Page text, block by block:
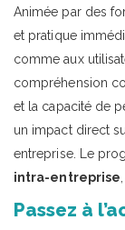
Animée par des
et pratique
comme aux
compréhension
et la capacité de
un impact direct
entreprise. Le
intra-entreprise
Passez à